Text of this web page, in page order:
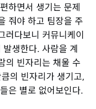
하면서 생기는 문제
줘야 하고 팀장을 주
러다보니 커뮤니케이
생한다. 사람을 계
의 빈자리는 채울 수
의 빈자리가 생기고,
은 별로 없어보인다.